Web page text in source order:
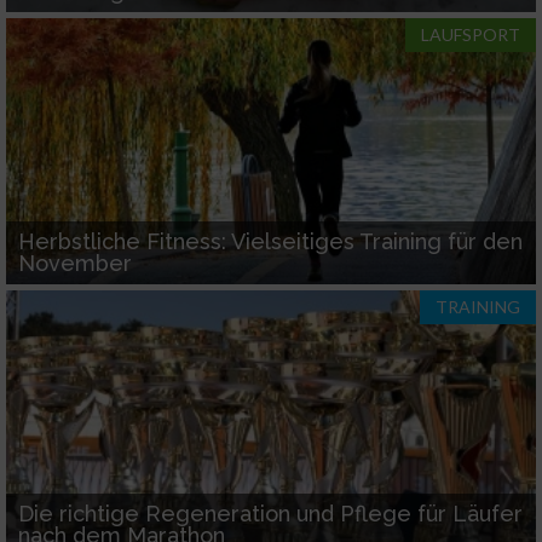
LAUFSPORT
Herbstliche Fitness: Vielseitiges Training für den
November
TRAINING
Die richtige Regeneration und Pflege für Läufer
nach dem Marathon
Performance
Funktional
Werbung